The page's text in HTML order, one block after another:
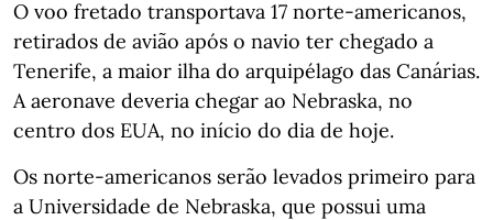
O voo fretado transportava 17 norte-americanos,
retirados de avião após o navio ter chegado a
Tenerife, a maior ilha do arquipélago das Canárias.
A aeronave deveria chegar ao Nebraska, no
centro dos EUA, no início do dia de hoje.
Os norte-americanos serão levados primeiro para
a Universidade de Nebraska, que possui uma